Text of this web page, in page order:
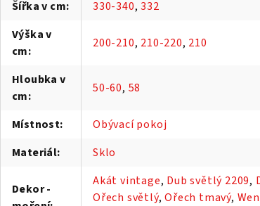
Šířka v cm: 330-340,332
Výška v
cm:
200-210, 210-220, 210
Hloubka v
cm:
50-60, 58
Místnost:
Obývací pokoj
Materiál: Sklo
Dekor -
Akát vintage, Dub světlý 2209,
Ořech světlý,Ořech tmavý,